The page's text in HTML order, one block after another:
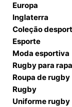
Europa
Inglaterra
Coleção
Esporte
Moda esportiva
Rugby para
Roupa de rugby
Rugby
Uniforme rugby